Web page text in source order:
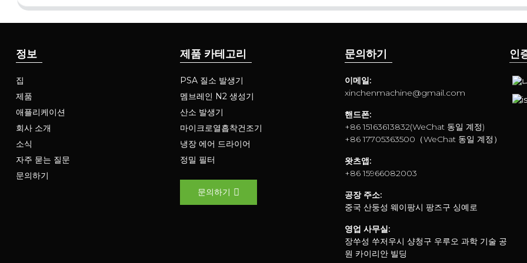
정보
집
제품
애플리케이션
회사 소개
소식
자주 묻는 질문
문의하기
제품 카테고리
PSA 질소 발생기
멤브레인 N2 생성기
산소 발생기
마이크로열흡착건조기
냉장 에어 드라이어
정밀 필터
문의하기
문의하기
이메일:
xinchenmachine@gmail.com
핸드폰:
+86 15163613832(WeChat 동일 계정)
+86 17705363500（WeChat 동일 계정）
왓츠앱:
+86 15966082003
공장 주소:
중국 산둥성 웨이팡시 팡즈구 싱예로
영업 사무실:
장쑤성 쑤저우시 샹청구 우루오 과학 기술 공
원 카이리안 빌딩
인